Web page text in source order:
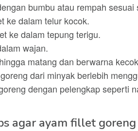
bumbu atau rempah sesuai
ke dalam telur kocok.
ke dalam tepung terigu.
wajan.
matang dan berwarna
dari minyak berlebih
dengan pelengkap seperti
agar ayam fillet